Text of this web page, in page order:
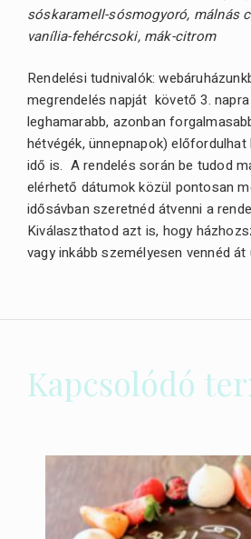
sóskaramell-sósmogyoró, málnás
vanília-fehércsoki, mák-citrom
Rendelési tudnivalók:
megrendelés napját követő 3.
leghamarabb, azonban
hétvégék, ünnepnapok)
idő is. A rendelés során be tudod
elérhető dátumok közül pontosan
idősávban szeretnéd átvenni a
Kiválaszthatod azt is, hogy
vagy inkább személyesen vennéd át
Kapcsolódó